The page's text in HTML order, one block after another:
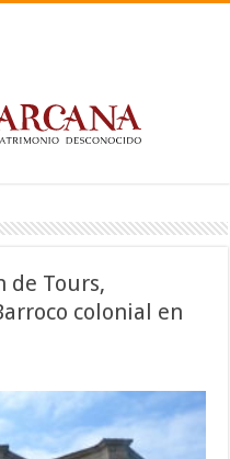
de Tours,
colonial en